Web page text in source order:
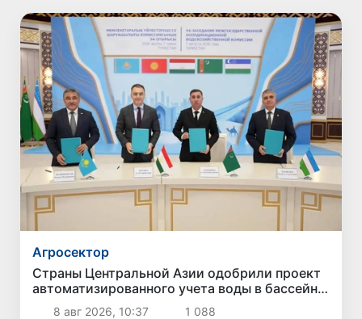
Агросектор
Страны Центральной Азии одобрили проект
автоматизированного учета воды в бассейне
Сырдарьи
8 авг 2026, 10:37 1 088